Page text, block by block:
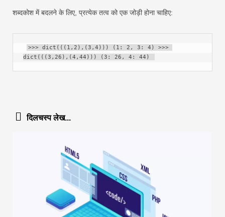
शब्दकोश में बदलने के लिए, प्रत्येक तत्व को एक जोड़ी होना चाहिए:
>>> dict(((1,2),(3,4))) (1: 2, 3: 4) >>>
dict(((3,26),(4,44))) (3: 26, 4: 44)
दिलचस्प लेख...